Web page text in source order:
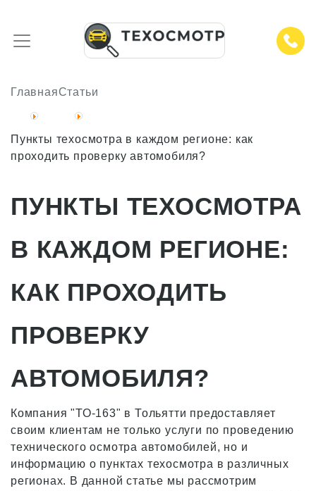
ГлавнаяСтатьи
Пункты техосмотра в каждом регионе: как
проходить проверку автомобиля?
ПУНКТЫ ТЕХОСМОТРА
В КАЖДОМ РЕГИОНЕ:
КАК ПРОХОДИТЬ
ПРОВЕРКУ
АВТОМОБИЛЯ?
Компания "ТО-163" в Тольятти предоставляет
своим клиентам не только услуги по проведению
технического осмотра автомобилей, но и
информацию о пунктах техосмотра в различных
регионах. В данной статье мы рассмотрим